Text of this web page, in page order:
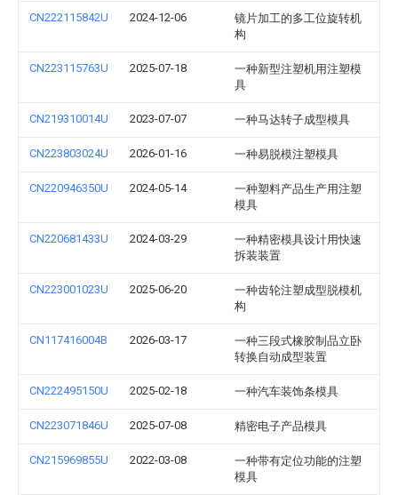
CN222115842U 2024-12-06
镜片加工的多工位旋转机
构
CN223115763U 2025-07-18
一种新型注塑机用注塑模
具
CN219310014U 2023-07-07 一种马达转子成型模具
CN223803024U 2026-01-16 一种易脱模注塑模具
CN220946350U 2024-05-14
一种塑料产品生产用注塑
模具
CN220681433U 2024-03-29
一种精密模具设计用快速
拆装装置
CN223001023U 2025-06-20
一种齿轮注塑成型脱模机
构
CN117416004B 2026-03-17
一种三段式橡胶制品立卧
转换自动成型装置
CN222495150U 2025-02-18 一种汽车装饰条模具
CN223071846U 2025-07-08 精密电子产品模具
CN215969855U 2022-03-08
一种带有定位功能的注塑
模具